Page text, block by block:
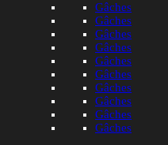
Gâches
Gâches
Gâches
Gâches
Gâches
Gâches
Gâches
Gâches
Gâches
Gâches